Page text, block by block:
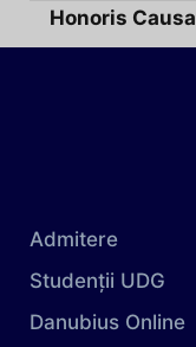
Honoris Causa
Admitere
Studenții UDG
Danubius Online